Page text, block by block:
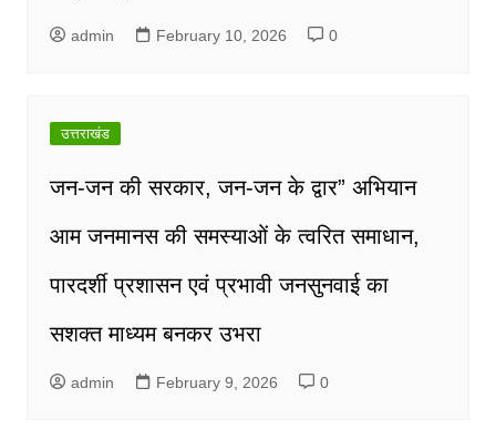
admin February 10, 2026 0
उत्तराखंड
जन-जन की सरकार, जन-जन के द्वार” अभियान
आम जनमानस की समस्याओं के त्वरित समाधान,
पारदर्शी प्रशासन एवं प्रभावी जनसुनवाई का
सशक्त माध्यम बनकर उभरा
admin February 9, 2026 0